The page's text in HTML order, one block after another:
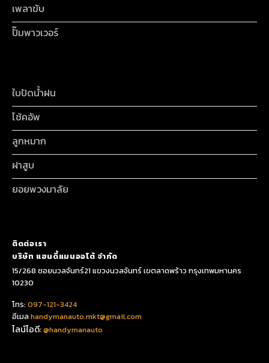
เพลาขับ
ปั๊มพาวเวอร์
ใบปัดน้ำฝน
โช้คอัพ
ลูกหมาก
ฝาสูบ
ยอยพวงมาลัย
ติดต่อเรา
บริษัท แฮนดี้แมนออโต้ จำกัด
15/268 ซอยนวลจันทร์21 แขวงนวลจันทร์ เขตลาดพร้าว กรุงเทพมหานคร
10230
โทร:097-121-3424
อีเมลhandymanauto.mkt@gmail.com
ไลน์ไอดี:@handymanauto